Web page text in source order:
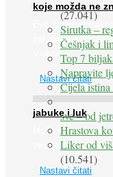
koje možda ne
Evo zašto su
pakiranjima u
Vlakna ...
Nastavi čitati
jabuke i luk
Muče li vas
većina
Nastavi čitati
(27.041)
Sirutka –
Češnjak i
Top 7
Napravite
Cijela
sve – od
Hrastova
Liker od
(10.541)